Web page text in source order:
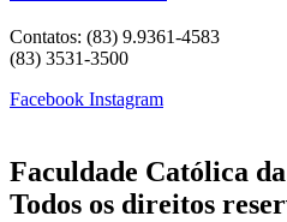
Contatos: (83) 9.9361-4583
(83) 3531-3500
Facebook Instagram
Faculdade Católica
Todos os direitos